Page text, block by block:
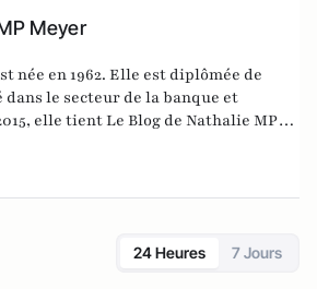
Meyer
née en 1962. Elle est diplômée de
dans le secteur de la banque et
elle tient Le Blog de Nathalie MP
connaître le libéralisme et
une réponse adaptée aux
24 Heures 7 Jours